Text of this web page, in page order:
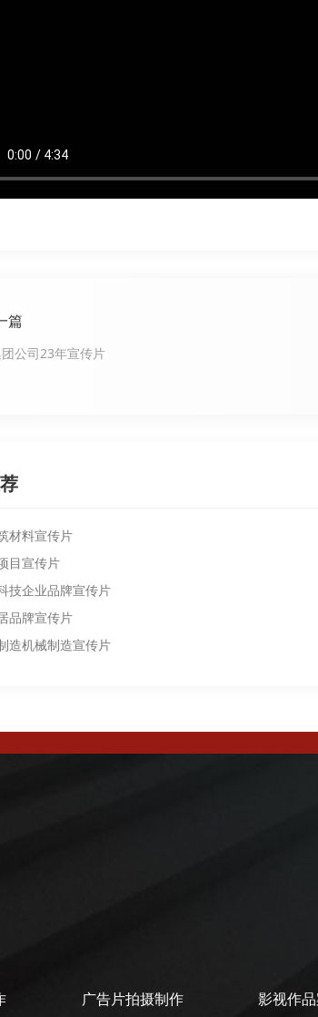
篇
公司23年宣传片
材料宣传片
目宣传片
技企业品牌宣传片
品牌宣传片
造机械制造宣传片
广告片拍摄制作 影视作